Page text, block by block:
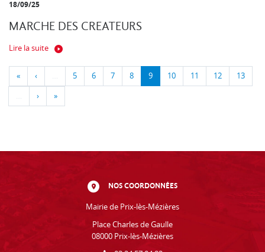
18/09/25
MARCHE DES CREATEURS
Lire la suite
« ‹ … 5 6 7 8 9 10 11 12 13
… › »
NOS COORDONNÉES
Mairie de Prix-lès-Mézières
Place Charles de Gaulle
08000 Prix-lès-Mézières